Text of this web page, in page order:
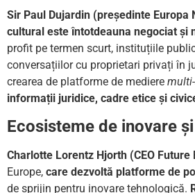
Sir Paul Dujardin (președinte
cultural este întotdeauna negociat și
profit pe termen scurt, instituțiile
conversațiilor cu proprietari privați în
crearea de platforme de mediere
informații juridice, cadre etice și
Ecosisteme de inovare
Charlotte Lorentz Hjorth (CEO
Europe, care dezvoltă platforme de
de sprijin pentru inovare tehnologică.